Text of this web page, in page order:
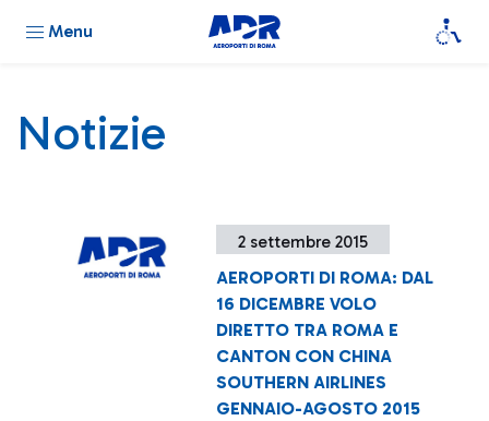
Menu
Notizie
2 settembre 2015
AEROPORTI DI ROMA: DAL
16 DICEMBRE VOLO
DIRETTO TRA ROMA E
CANTON CON CHINA
SOUTHERN AIRLINES
GENNAIO-AGOSTO 2015